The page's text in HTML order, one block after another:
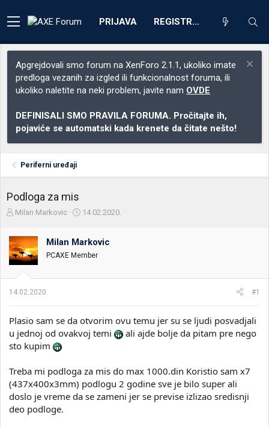
PRIJAVA REGISTRACIJA
Apgrejdovali smo forum na XenForo 2.1.1, ukoliko imate
predloga vezanih za izgled ili funkcionalnost foruma, ili
ukoliko naletite na neki problem, javite nam OVDE
DEFINISALI SMO PRAVILA FORUMA. Pročitajte ih,
pojaviće se automatski kada krenete da čitate nešto!
Periferni uređaji
Podloga za mis
Z
e
t
n
i
k
m
e
Milan Markovic
D
u
m
o
t
a
14.02.2020.
Milan Markovic
PCAXE Member
14.02.2020. #1
Plasio sam se da otvorim ovu temu jer su se ljudi posvadjali
u jednoj od ovakvoj temi
ali ajde bolje da pitam pre nego
sto kupim
Treba mi podloga za mis do max 1000.din Koristio sam x7
(437x400x3mm) podlogu 2 godine sve je bilo super ali
doslo je vreme da se zameni jer se previse izlizao sredisnji
deo podloge.